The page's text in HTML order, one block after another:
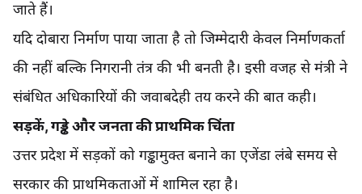
जाते हैं।
यदि दोबारा निर्माण पाया जाता है तो जिम्मेदारी केवल निर्माणकर्ता
की नहीं बल्कि निगरानी तंत्र की भी बनती है। इसी वजह से मंत्री ने
संबंधित अधिकारियों की जवाबदेही तय करने की बात कही।
सड़कें, गड्ढे और जनता की प्राथमिक चिंता
उत्तर प्रदेश में सड़कों को गड्ढामुक्त बनाने का एजेंडा लंबे समय से
सरकार की प्राथमिकताओं में शामिल रहा है।